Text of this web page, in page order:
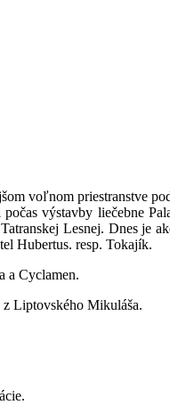
voľnom priestranstve
výstavby liečebne
Lesnej. Dnes je
Hubertus. resp. Tokajík.
a Cyclamen.
Liptovského Mikuláša.